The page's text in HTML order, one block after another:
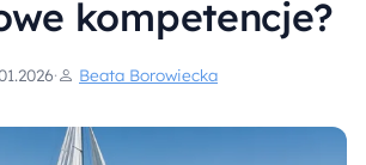
kompetencje?
· Beata Borowiecka